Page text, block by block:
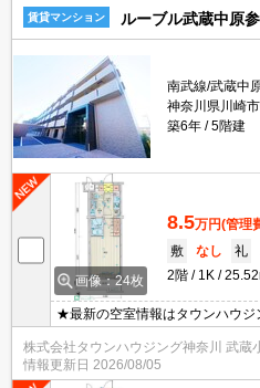
賃貸マンション ルーブル武蔵中原
南武線/武蔵中
神奈川県川崎
築6年
5階建
画像：24枚
8.5万円(管理
敷
なし 礼
2階
1K
★最新の空室情報はタウンハウ
株式会社タウンハウジング神奈川 武蔵
情報更新日 2026/08/05